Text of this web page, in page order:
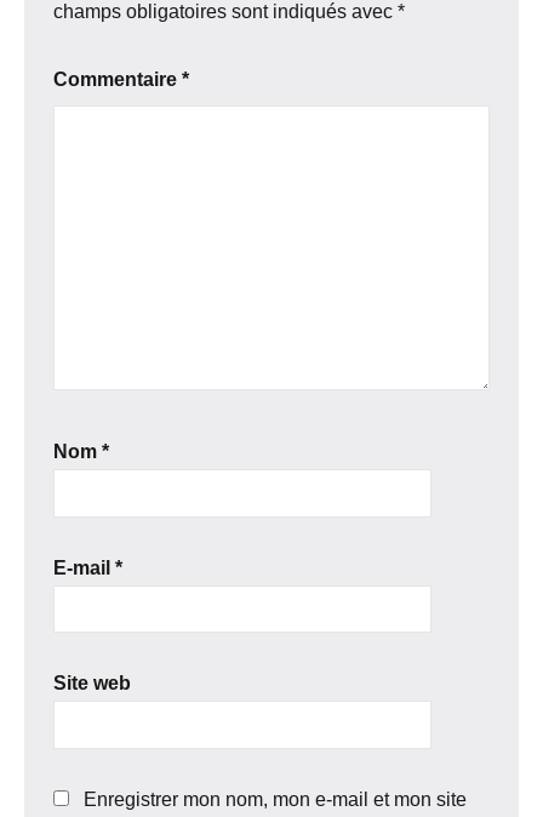
champs obligatoires sont indiqués avec *
Commentaire *
Nom *
E-mail *
Site web
Enregistrer mon nom, mon e-mail et mon site